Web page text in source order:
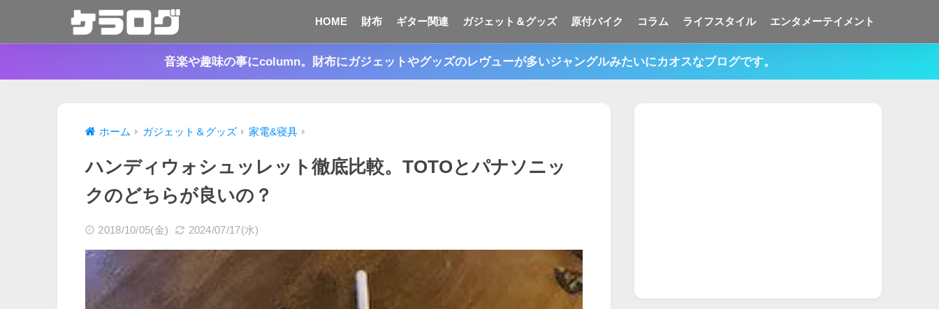
HOME 財布 ギター関連 ガジェット＆グッズ 原付バイク コラム ライフスタイル エンタメーテイメント
音楽や趣味の事にcolumn。財布にガジェットやグッズのレヴューが多いジャングルみたいにカオスなブログです。
ホーム ガジェット＆グッズ 家電&寝具
ハンディウォシュッレット徹底比較。TOTOとパナソニッ
クのどちらが良いの？
2018/10/05(金) 2024/07/17(水)